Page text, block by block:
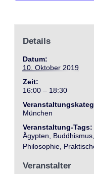
Details
Datum:
10. Oktober 2019
Zeit:
16:00 – 18:30
München
Veranstaltung-Tags:
Ägypten, Buddhismus,
Philosophie,
Veranstalter